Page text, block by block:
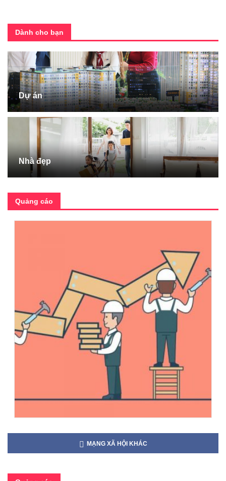
Dành cho bạn
Dự án
Nhà đẹp
Quảng cáo
MẠNG XÃ HỘI KHÁC